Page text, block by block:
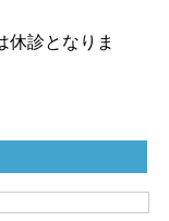
休診となりま